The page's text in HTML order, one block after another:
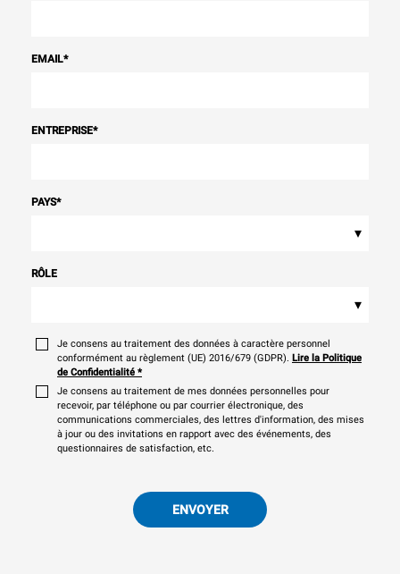
EMAIL*
ENTREPRISE*
PAYS*
▾
RÔLE
▾
Je consens au traitement des données à caractère personnel
conformément au règlement (UE) 2016/679 (GDPR). Lire la Politique
de Confidentialité *
Je consens au traitement de mes données personnelles pour
recevoir, par téléphone ou par courrier électronique, des
communications commerciales, des lettres d'information, des mises
à jour ou des invitations en rapport avec des événements, des
questionnaires de satisfaction, etc.
ENVOYER